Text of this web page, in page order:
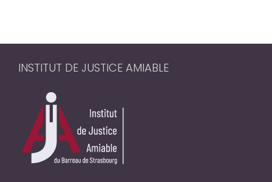
INSTITUT DE JUSTICE AMIABLE